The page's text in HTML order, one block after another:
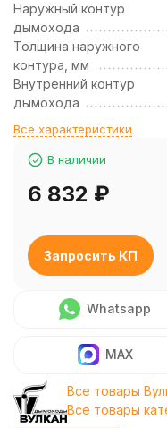
Наружный контур
дымохода
Толщина наружного
контура, мм
Внутренний контур
дымохода
Все характеристики
В наличии
6 832 ₽
Запросить КП
Whatsapp
MAX
Все товары
Все товары